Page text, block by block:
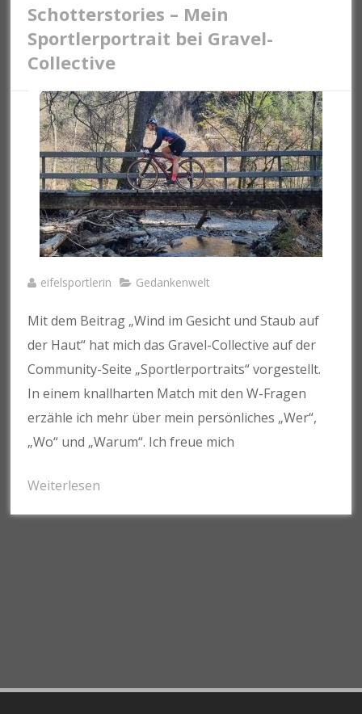
Schotterstories – Mein
Sportlerportrait bei Gravel-
Collective
eifelsportlerin Gedankenwelt
Mit dem Beitrag „Wind im Gesicht und Staub auf
der Haut“ hat mich das Gravel-Collective auf der
Community-Seite „Sportlerportraits“ vorgestellt.
In einem knallharten Match mit den W-Fragen
erzähle ich mehr über mein persönliches „Wer“,
„Wo“ und „Warum“. Ich freue mich
Weiterlesen